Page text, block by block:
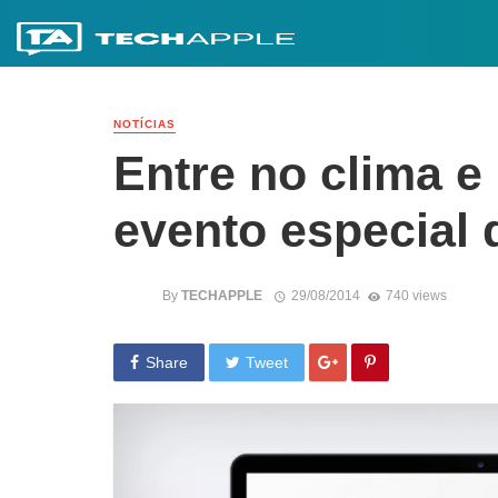
NOTÍCIAS
Entre no clima
evento especial
By TECHAPPLE 29/08/2014 740 views
Share Tweet